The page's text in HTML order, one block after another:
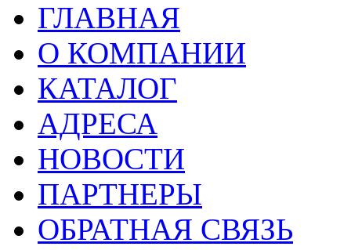
ГЛАВНАЯ
О КОМПАНИИ
КАТАЛОГ
АДРЕСА
НОВОСТИ
ПАРТНЕРЫ
ОБРАТНАЯ СВЯЗЬ